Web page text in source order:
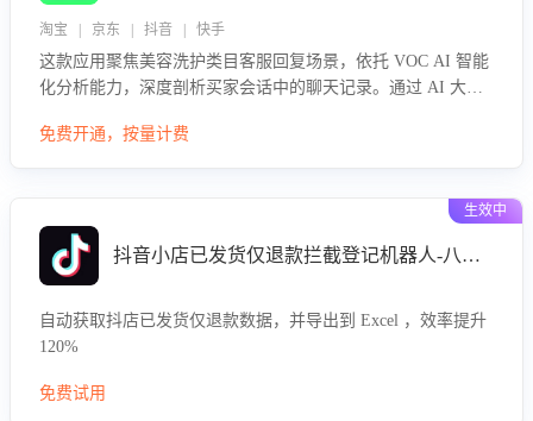
淘宝 | 京东 | 抖音 | 快手
这款应用聚焦美容洗护类目客服回复场景，依托 VOC AI 智能
化分析能力，深度剖析买家会话中的聊天记录。通过 AI 大模
效性与完整性，输出针对性改进策略，助力商家快速优化快捷
免费开通，按量计费
生效中
抖音小店已发货仅退款拦截登记机器人-八爪鱼
自动获取抖店已发货仅退款数据，并导出到 Excel ，效率提升
120%
免费试用